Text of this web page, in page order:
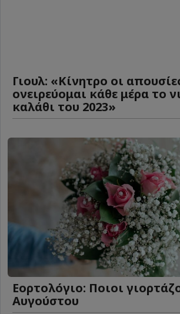
Γιουλ: «Κίνητρο οι
ονειρεύομαι κάθε μέρα το
καλάθι του 2023»
Εορτολόγιο: Ποιοι
Αυγούστου